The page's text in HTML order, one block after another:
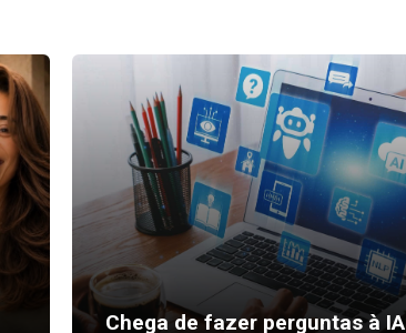
Chega de fazer perguntas à IA